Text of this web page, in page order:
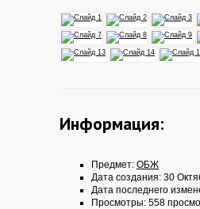
Информация:
Предмет: ОБЖ
Дата создания: 30
Дата последнего
Просмотры: 558